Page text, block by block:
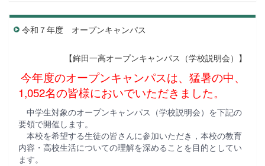
令和７年度 オープンキャンパス
【鉾田一高オープンキャンパス（学校説明会）】
今年度のオープンキャンパスは、猛暑の中、
1,052名の皆様においでいただきました。
中学生対象のオープンキャンパス（学校説明会）を下記の
要領で開催します。
本校を希望する生徒の皆さんに参加いただき，本校の教育
内容・高校生活についての理解を深めることを目的としてい
ます。